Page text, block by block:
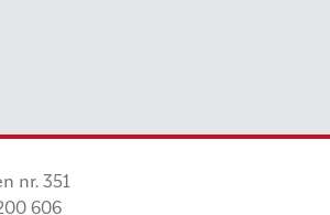
nr. 351
606